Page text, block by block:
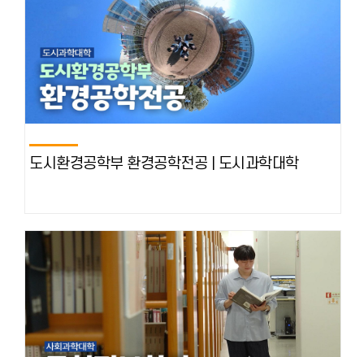
도시환경공학부 환경공학전공 | 도시과학대학